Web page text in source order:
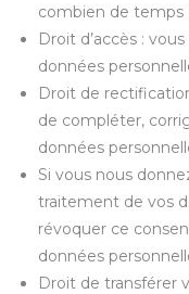
combien de temps
Droit d’accès :
données
Droit de
de compléter,
données
Si vous nous
traitement de vos
révoquer ce
données
Droit de transférer